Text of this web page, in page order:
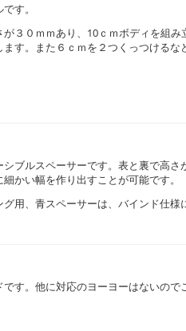
す。
３０ｍｍあり、10ｃｍボディを組
す。また６ｃｍを２つくっつけるな
ブルスペーサーです。表と裏で高
かい幅を作り出すことが可能です。
用、青スペーサーは、バインド仕様
す。他に対応のヨーヨーはないので